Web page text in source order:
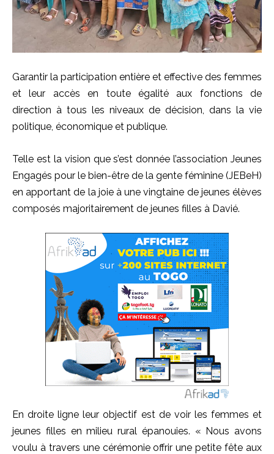
Garantir la participation entière et effective des femmes
et leur accès en toute égalité aux fonctions de
direction à tous les niveaux de décision, dans la vie
politique, économique et publique.
Telle est la vision que s’est donnée l’association Jeunes
Engagés pour le bien-être de la gente féminine (JEBeH)
en apportant de la joie à une vingtaine de jeunes élèves
composés majoritairement de jeunes filles à Davié.
En droite ligne leur objectif est de voir les femmes et
jeunes filles en milieu rural épanouies. « Nous avons
voulu à travers une cérémonie offrir une petite fête aux